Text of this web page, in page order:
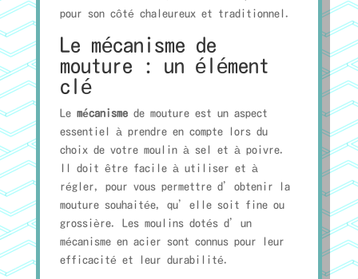
pour son côté chaleureux et traditionnel.
Le mécanisme de
mouture : un élément
clé
Le mécanismede mouture est un aspect
essentiel à prendre en compte lors du
choix de votre moulin à sel et à poivre.
Il doit être facile à utiliser et à
régler, pour vous permettre d’obtenir la
mouture souhaitée, qu’elle soit fine ou
grossière. Les moulins dotés d’un
mécanisme en acier sont connus pour leur
efficacité et leur durabilité.